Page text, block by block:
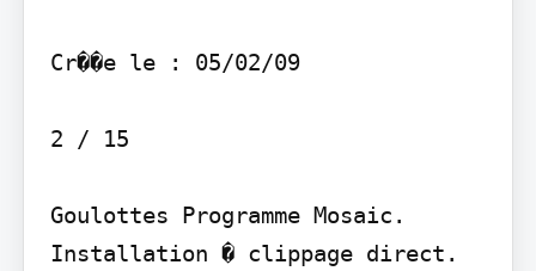
Cr��e le : 05/02/09
2 / 15
Goulottes Programme Mosaic.
Installation � clippage direct.